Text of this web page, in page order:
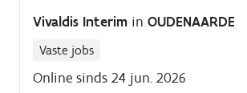
Vivaldis Interim in OUDENAARDE
Vaste jobs
Online sinds 24 jun. 2026